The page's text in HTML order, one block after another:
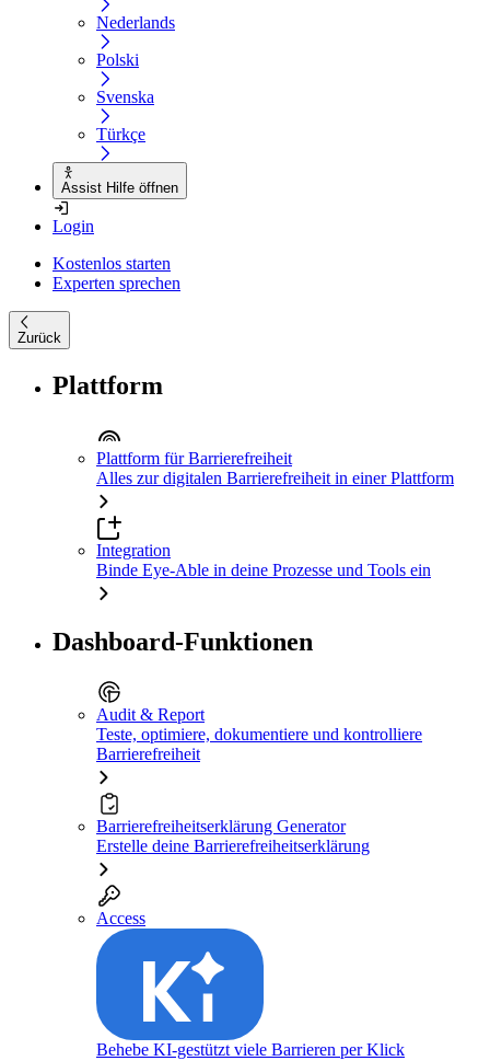
Nederlands
Polski
Svenska
Türkçe
Assist Hilfe öffnen
Login
Kostenlos starten
Experten sprechen
Zurück
Plattform
Plattform für Barrierefreiheit
Alles zur digitalen Barrierefreiheit in einer Plattform
Integration
Binde Eye-Able in deine Prozesse und Tools ein
Dashboard-Funktionen
Audit & Report
Teste, optimiere, dokumentiere und kontrolliere
Barrierefreiheit
Barrierefreiheitserklärung Generator
Erstelle deine Barrierefreiheitserklärung
Access
Behebe KI-gestützt viele Barrieren per Klick